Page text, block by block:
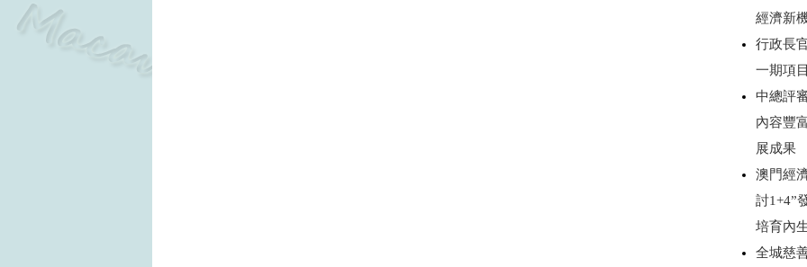
經濟新
行政長
一期項
中總評
內容豐
展成果
澳門經
討1+4”
培育內
全城慈